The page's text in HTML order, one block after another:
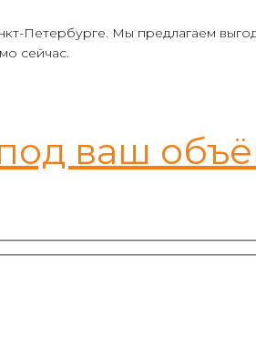
Петербурге. Мы предлагаем
сейчас.
ваш